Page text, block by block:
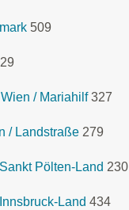
509
/ Mariahilf 327
/ Landstraße 279
Pölten-Land 230
Land 434